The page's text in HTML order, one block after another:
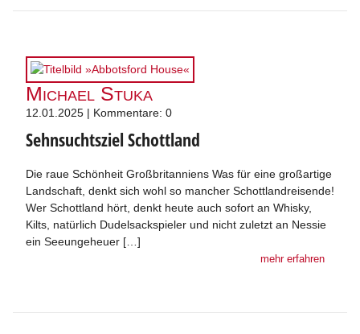
Michael Stuka
12.01.2025 | Kommentare: 0
Sehnsuchtsziel Schottland
Die raue Schönheit Großbritanniens Was für eine großartige
Landschaft, denkt sich wohl so mancher Schottlandreisende!
Wer Schottland hört, denkt heute auch sofort an Whisky,
Kilts, natürlich Dudelsackspieler und nicht zuletzt an Nessie
ein Seeungeheuer […]
mehr erfahren